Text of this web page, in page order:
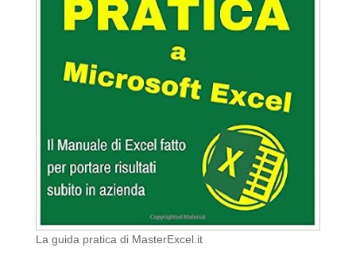
La guida pratica di MasterExcel.it